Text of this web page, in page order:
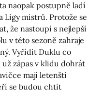
naopak postupně ladí
mistrů. Protože se
že nastoupí s nejlepší
v této sezoně zahraje
Vyřídit Duklu co
zápas v klidu dohrát
mají letenští
se budou chtít